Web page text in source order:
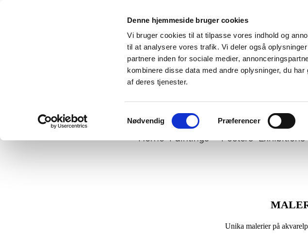
Denne hjemmeside bruger cookies
Vi bruger cookies til at tilpasse vores indhold og
til at analysere vores trafik. Vi deler også
partnere inden for sociale medier,
kombinere disse data med andre oplysninger, du
af deres tjenester.
Nødvendig Præferencer
Home Paintings Posters Exhibitions
Unika malerier på